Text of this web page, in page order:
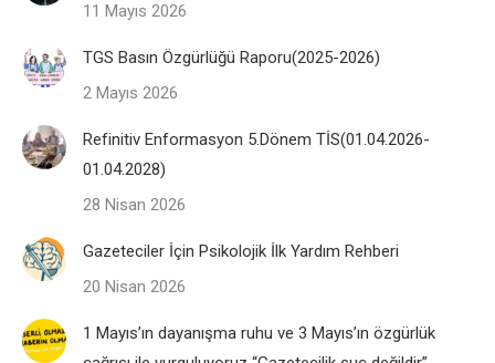
11 Mayıs 2026
TGS Basın Özgürlüğü Raporu(2025-2026)
2 Mayıs 2026
Refinitiv Enformasyon 5.Dönem TİS(01.04.2026-
01.04.2028)
28 Nisan 2026
Gazeteciler İçin Psikolojik İlk Yardım Rehberi
20 Nisan 2026
1 Mayıs’ın dayanışma ruhu ve 3 Mayıs’ın özgürlük